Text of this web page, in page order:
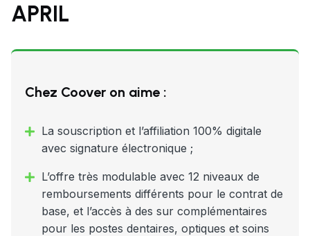
APRIL
Chez Coover on aime :
La souscription et l’affiliation 100% digitale
avec signature électronique ;
L’offre très modulable avec 12 niveaux de
remboursements différents pour le contrat de
base, et l’accès à des sur complémentaires
pour les postes dentaires, optiques et soins